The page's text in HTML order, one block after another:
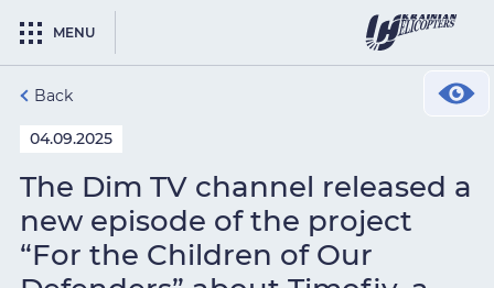
MENU
Back
04.09.2025
The Dim TV channel released a
new episode of the project
“For the Children of Our